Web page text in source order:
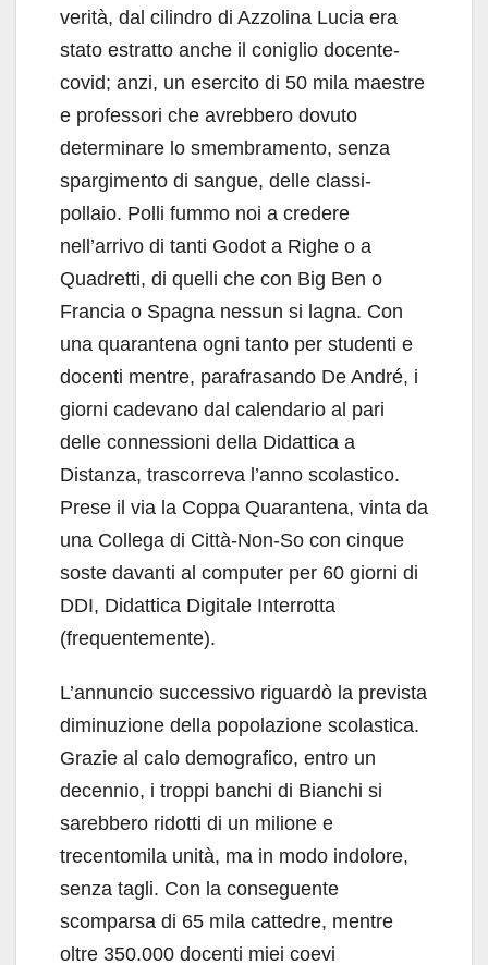
verità, dal cilindro di Azzolina Lucia era
stato estratto anche il coniglio docente-
covid; anzi, un esercito di 50 mila maestre
e professori che avrebbero dovuto
determinare lo smembramento, senza
spargimento di sangue, delle classi-
pollaio. Polli fummo noi a credere
nell’arrivo di tanti Godot a Righe o a
Quadretti, di quelli che con Big Ben o
Francia o Spagna nessun si lagna. Con
una quarantena ogni tanto per studenti e
docenti mentre, parafrasando De André, i
giorni cadevano dal calendario al pari
delle connessioni della Didattica a
Distanza, trascorreva l’anno scolastico.
Prese il via la Coppa Quarantena, vinta da
una Collega di Città-Non-So con cinque
soste davanti al computer per 60 giorni di
DDI, Didattica Digitale Interrotta
(frequentemente).
L’annuncio successivo riguardò la prevista
diminuzione della popolazione scolastica.
Grazie al calo demografico, entro un
decennio, i troppi banchi di Bianchi si
sarebbero ridotti di un milione e
trecentomila unità, ma in modo indolore,
senza tagli. Con la conseguente
scomparsa di 65 mila cattedre, mentre
oltre 350.000 docenti miei coevi